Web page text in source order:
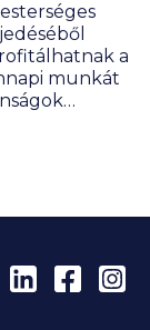
a
munkát
a céges